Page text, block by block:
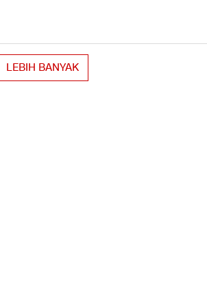
LEBIH BANYAK